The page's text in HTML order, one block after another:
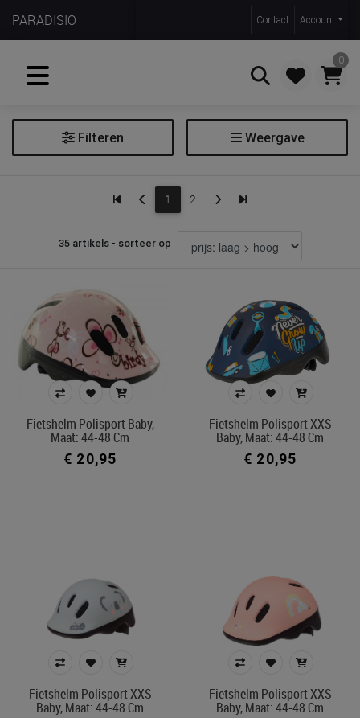
PARADISIO Contact Account
0
Zoeken
Filteren Weergave
Filter fietshelm
44-48 cm
45-51 cm
46-53 cm
51-55 cm
Prijs
€ 80
In voorraad
Ecocheque artikelen
1 2
35 artikels - sorteer op
Fietshelm Polisport Baby,
Maat: 44-48 Cm
€ 20,95
Fietshelm Polisport XXS
Baby, Maat: 44-48 Cm
€ 20,95
Fietshelm Polisport XXS
Baby, Maat: 44-48 Cm
Fietshelm Polisport XXS
Baby, Maat: 44-48 Cm